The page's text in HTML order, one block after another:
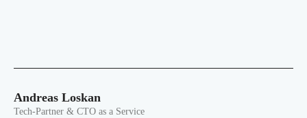
Andreas Loskan
Tech-Partner & CTO as a Service